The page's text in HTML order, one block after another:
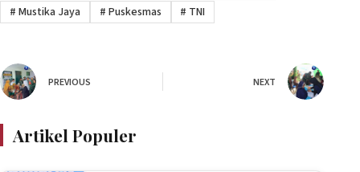
# Mustika Jaya # Puskesmas # TNI
PREVIOUS NEXT
Artikel Populer